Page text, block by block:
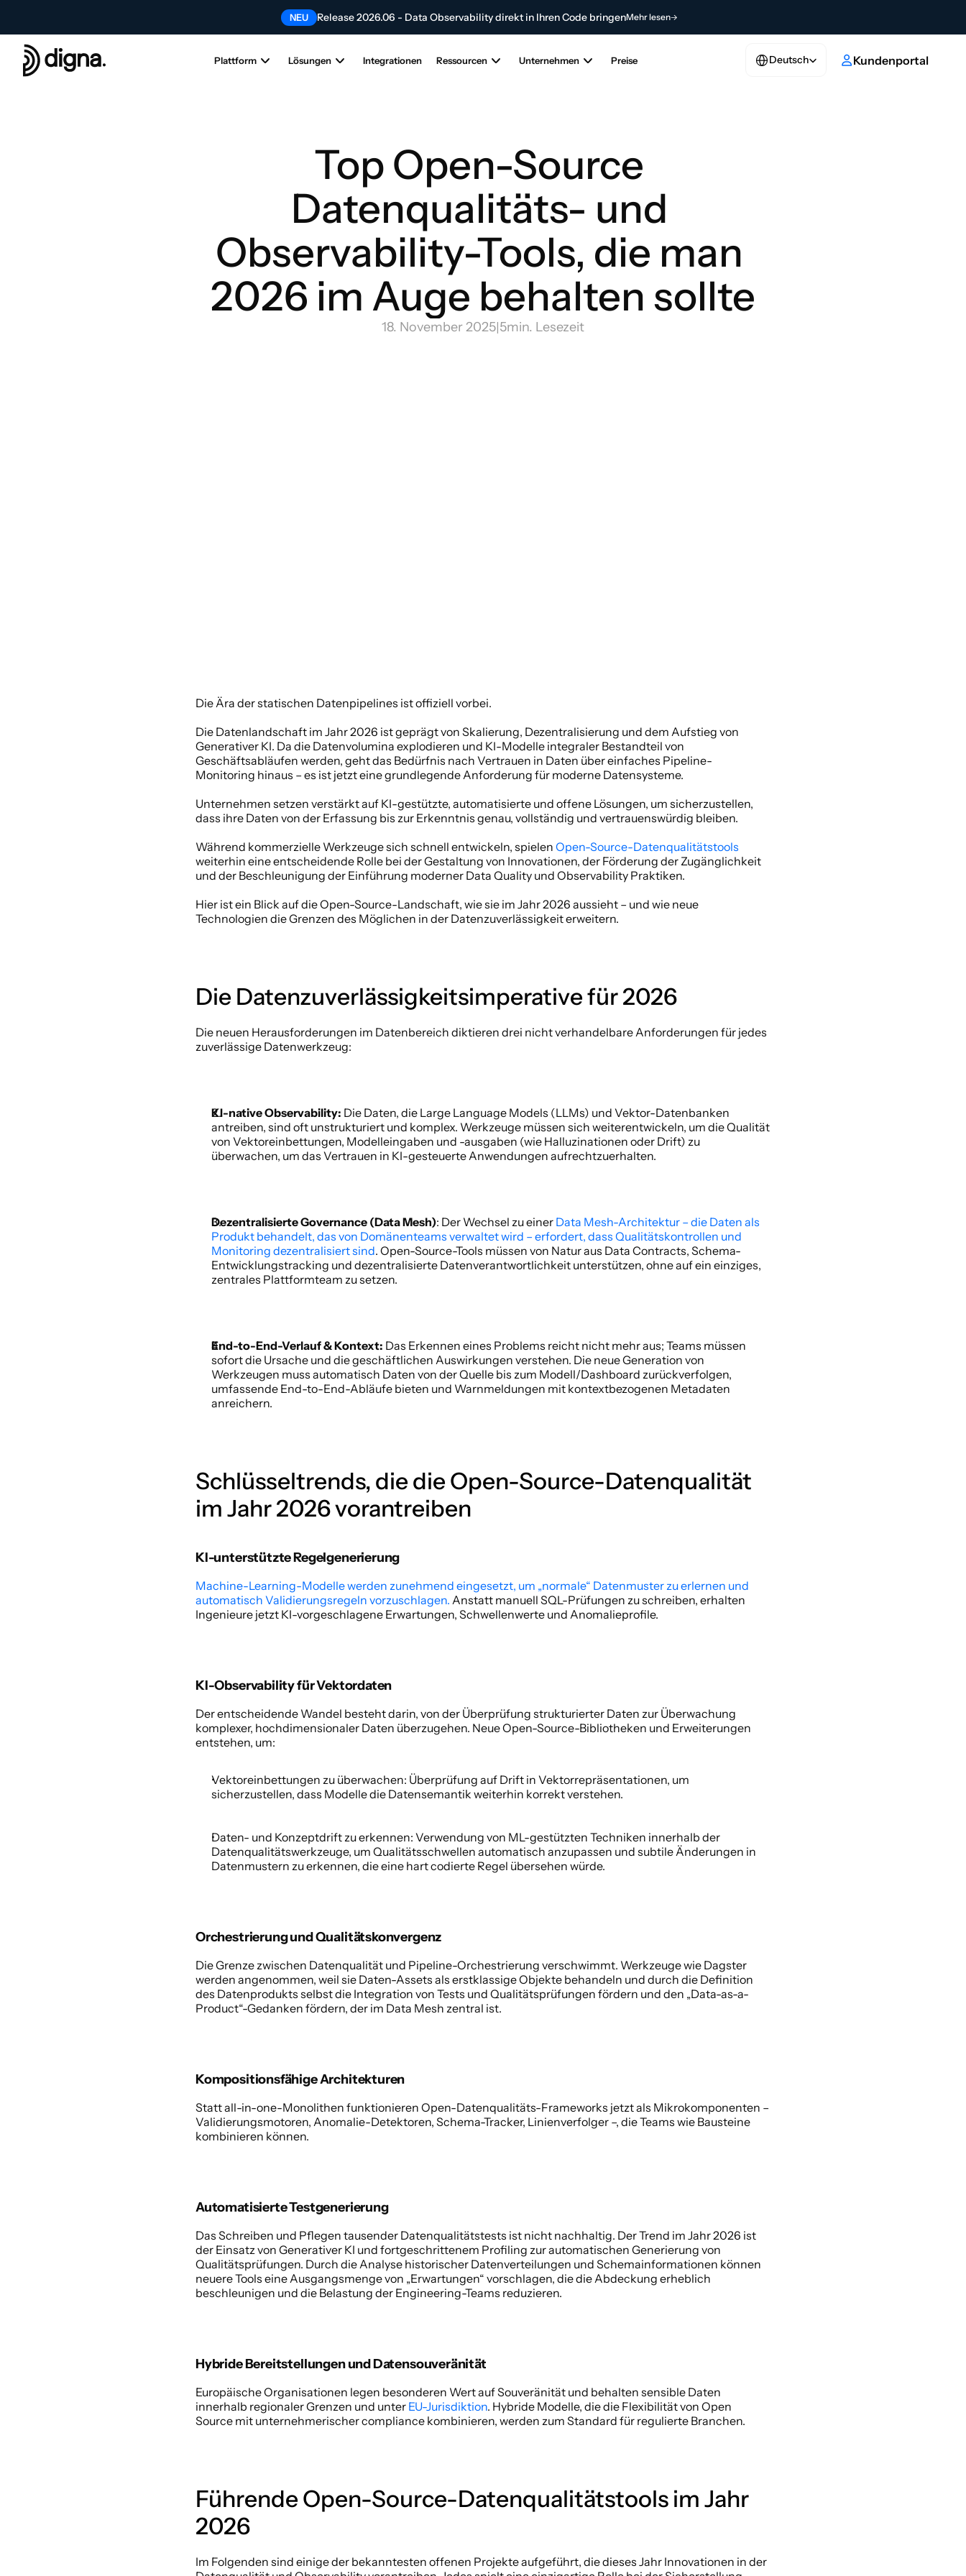
NEU Release 2026.06 - Data Observability direkt in Ihren Code bringenMehr lesen
Plattform Lösungen Integrationen Ressourcen Unternehmen Preise Deutsch Kundenportal
Top Open-Source
Datenqualitäts- und
Observability-Tools, die man
2026 im Auge behalten sollte
18. November 2025|5min. Lesezeit
Die Ära der statischen Datenpipelines ist offiziell vorbei.
Die Datenlandschaft im Jahr 2026 ist geprägt von Skalierung, Dezentralisierung und dem Aufstieg von
Generativer KI. Da die Datenvolumina explodieren und KI-Modelle integraler Bestandteil von
Geschäftsabläufen werden, geht das Bedürfnis nach Vertrauen in Daten über einfaches Pipeline-
Monitoring hinaus – es ist jetzt eine grundlegende Anforderung für moderne Datensysteme.
Unternehmen setzen verstärkt auf KI-gestützte, automatisierte und offene Lösungen, um sicherzustellen,
dass ihre Daten von der Erfassung bis zur Erkenntnis genau, vollständig und vertrauenswürdig bleiben.
Während kommerzielle Werkzeuge sich schnell entwickeln, spielen Open-Source-Datenqualitätstools
weiterhin eine entscheidende Rolle bei der Gestaltung von Innovationen, der Förderung der Zugänglichkeit
und der Beschleunigung der Einführung moderner Data Quality und Observability Praktiken.
Hier ist ein Blick auf die Open-Source-Landschaft, wie sie im Jahr 2026 aussieht – und wie neue
Technologien die Grenzen des Möglichen in der Datenzuverlässigkeit erweitern.
Die Datenzuverlässigkeitsimperative für 2026
Die neuen Herausforderungen im Datenbereich diktieren drei nicht verhandelbare Anforderungen für jedes
zuverlässige Datenwerkzeug:
KI-native Observability: Die Daten, die Large Language Models (LLMs) und Vektor-Datenbanken
antreiben, sind oft unstrukturiert und komplex. Werkzeuge müssen sich weiterentwickeln, um die Qualität
von Vektoreinbettungen, Modelleingaben und -ausgaben (wie Halluzinationen oder Drift) zu
überwachen, um das Vertrauen in KI-gesteuerte Anwendungen aufrechtzuerhalten.
Dezentralisierte Governance (Data Mesh): Der Wechsel zu einer Data Mesh-Architektur – die Daten als
Produkt behandelt, das von Domänenteams verwaltet wird – erfordert, dass Qualitätskontrollen und
Monitoring dezentralisiert sind. Open-Source-Tools müssen von Natur aus Data Contracts, Schema-
Entwicklungstracking und dezentralisierte Datenverantwortlichkeit unterstützen, ohne auf ein einziges,
zentrales Plattformteam zu setzen.
End-to-End-Verlauf & Kontext: Das Erkennen eines Problems reicht nicht mehr aus; Teams müssen
sofort die Ursache und die geschäftlichen Auswirkungen verstehen. Die neue Generation von
Werkzeugen muss automatisch Daten von der Quelle bis zum Modell/Dashboard zurückverfolgen,
umfassende End-to-End-Abläufe bieten und Warnmeldungen mit kontextbezogenen Metadaten
anreichern.
Schlüsseltrends, die die Open-Source-Datenqualität
im Jahr 2026 vorantreiben
KI-unterstützte Regelgenerierung
Machine-Learning-Modelle werden zunehmend eingesetzt, um „normale“ Datenmuster zu erlernen und
automatisch Validierungsregeln vorzuschlagen. Anstatt manuell SQL-Prüfungen zu schreiben, erhalten
Ingenieure jetzt KI-vorgeschlagene Erwartungen, Schwellenwerte und Anomalieprofile.
KI-Observability für Vektordaten
Der entscheidende Wandel besteht darin, von der Überprüfung strukturierter Daten zur Überwachung
komplexer, hochdimensionaler Daten überzugehen. Neue Open-Source-Bibliotheken und Erweiterungen
entstehen, um:
Vektoreinbettungen zu überwachen: Überprüfung auf Drift in Vektorrepräsentationen, um
sicherzustellen, dass Modelle die Datensemantik weiterhin korrekt verstehen.
Daten- und Konzeptdrift zu erkennen: Verwendung von ML-gestützten Techniken innerhalb der
Datenqualitätswerkzeuge, um Qualitätsschwellen automatisch anzupassen und subtile Änderungen in
Datenmustern zu erkennen, die eine hart codierte Regel übersehen würde.
Orchestrierung und Qualitätskonvergenz
Die Grenze zwischen Datenqualität und Pipeline-Orchestrierung verschwimmt. Werkzeuge wie Dagster
werden angenommen, weil sie Daten-Assets als erstklassige Objekte behandeln und durch die Definition
des Datenprodukts selbst die Integration von Tests und Qualitätsprüfungen fördern und den „Data-as-a-
Product“-Gedanken fördern, der im Data Mesh zentral ist.
Kompositionsfähige Architekturen
Statt all-in-one-Monolithen funktionieren Open-Datenqualitäts-Frameworks jetzt als Mikrokomponenten –
Validierungsmotoren, Anomalie-Detektoren, Schema-Tracker, Linienverfolger –, die Teams wie Bausteine
kombinieren können.
Automatisierte Testgenerierung
Das Schreiben und Pflegen tausender Datenqualitätstests ist nicht nachhaltig. Der Trend im Jahr 2026 ist
der Einsatz von Generativer KI und fortgeschrittenem Profiling zur automatischen Generierung von
Qualitätsprüfungen. Durch die Analyse historischer Datenverteilungen und Schemainformationen können
neuere Tools eine Ausgangsmenge von „Erwartungen“ vorschlagen, die die Abdeckung erheblich
beschleunigen und die Belastung der Engineering-Teams reduzieren.
Hybride Bereitstellungen und Datensouveränität
Europäische Organisationen legen besonderen Wert auf Souveränität und behalten sensible Daten
innerhalb regionaler Grenzen und unter EU-Jurisdiktion. Hybride Modelle, die die Flexibilität von Open
Source mit unternehmerischer compliance kombinieren, werden zum Standard für regulierte Branchen.
Führende Open-Source-Datenqualitätstools im Jahr
2026
Im Folgenden sind einige der bekanntesten offenen Projekte aufgeführt, die dieses Jahr Innovationen in der